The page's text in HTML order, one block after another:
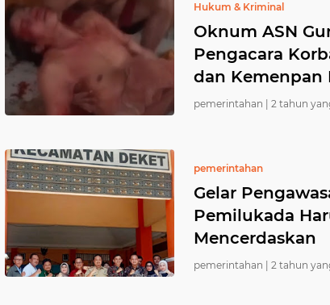
Hukum & Kriminal
Oknum ASN
Pengacara
dan Kemenpan
pemerintahan | 2 tahun
pemerintahan
Gelar
Pemilukada
Mencerdaskan
pemerintahan | 2 tahun